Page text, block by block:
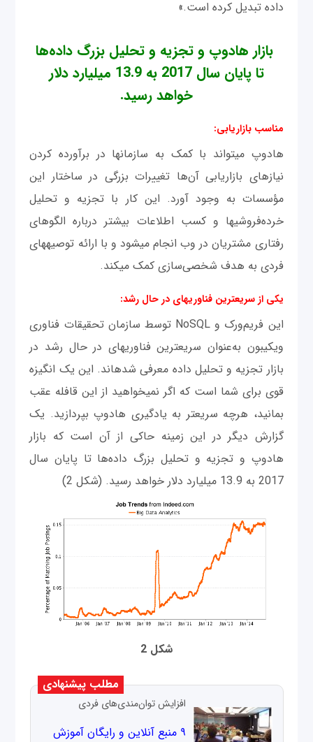
داده تبدیل کرده است.»
بازار هادوپ و تجزیه و تحلیل بزرگ داده‌ها
تا پایان سال 2017 به 13.9 میلیارد دلار
خواهد رسید.
مناسب بازاریابی:
هادوپ می‎تواند با کمک به سازمان‎ها در برآورده کردن
نیازهای بازاریابی آن‌ها تغییرات بزرگی در ساختار این
مؤسسات به وجود آورد. این کار با تجزیه و تحلیل
خرده‌فروشی‎ها و کسب اطلاعات بیشتر درباره الگوهای
رفتاری مشتريان در وب انجام می‎شود و با ارائه توصیه‎های
فردی به هدف شخصی‌سازی کمک می‎کند.
یکی از سریع‎ترین فناوری‎های در حال رشد:
این فریم‌ورک و NoSQL توسط سازمان تحقيقات فناوری
ویکی‎بون به‌عنوان سریع‎ترین فناوری‎های در حال رشد در
بازار تجزیه و تحلیل داده معرفی شده‎اند. این یک انگیزه
قوی برای شما است که اگر نمی‎خواهید از این قافله عقب
بمانید، هرچه سریع‎تر به یادگیری هادوپ بپردازید. یک
گزارش دیگر در این زمینه حاکی از آن است که بازار
هادوپ و تجزیه و تحلیل بزرگ داده‌ها تا پایان سال
2017 به 13.9 میلیارد دلار خواهد رسید. (شکل 2)
شکل 2
مطلب پیشنهادی
افزایش توان‌مندی‌های فردی
۹ منبع آنلاین و رایگان آموزش